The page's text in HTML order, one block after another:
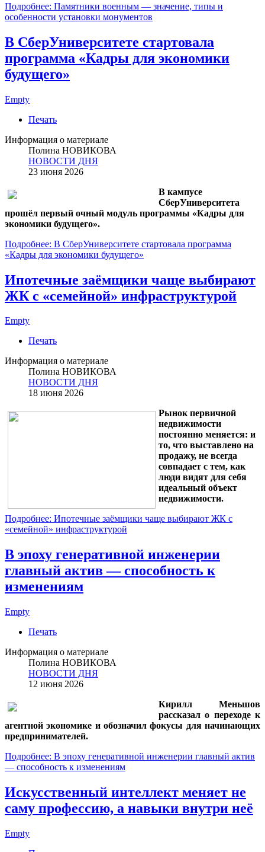
Подробнее: Памятники военным — значение, типы и
особенности установки монументов
В СберУниверситете стартовала
программа «Кадры для экономики
будущего»
Empty
Печать
Информация о материале
Полина НОВИКОВА
НОВОСТИ ДНЯ
23 июня 2026
В кампусе
СберУниверситета
прошёл первый очный модуль программы «Кадры для
экономики будущего».
Подробнее: В СберУниверситете стартовала программа
«Кадры для экономики будущего»
Ипотечные заёмщики чаще выбирают
ЖК с «семейной» инфраструктурой
Empty
Печать
Информация о материале
Полина НОВИКОВА
НОВОСТИ ДНЯ
18 июня 2026
Рынок первичной
недвижимости
постоянно меняется: и
то, что выставлено на
продажу, не всегда
совпадает с тем, как
люди видят для себя
идеальный объект
недвижимости.
Подробнее: Ипотечные заёмщики чаще выбирают ЖК с
«семейной» инфраструктурой
В эпоху генеративной инженерии
главный актив — способность к
изменениям
Empty
Печать
Информация о материале
Полина НОВИКОВА
НОВОСТИ ДНЯ
12 июня 2026
Кирилл Меньшов
рассказал о переходе к
агентной экономике и обозначил фокусы для начинающих
предпринимателей.
Подробнее: В эпоху генеративной инженерии главный актив
— способность к изменениям
Искусственный интеллект меняет не
саму профессию, а навыки внутри неё
Empty